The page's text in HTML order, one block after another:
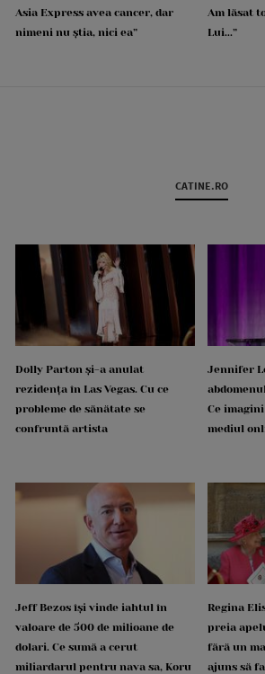
Asia Express avea cancer, dar
nimeni nu știa, nici ea”
Am lăsat
Lui...”
CATINE.RO
Dolly Parton și-a anulat
rezidența în Las Vegas. Cu ce
probleme de sănătate se
confruntă artista
Jennifer
Ce
mediul
Jeff Bezos își vinde iahtul în
valoare de 500 de milioane de
dolari. Ce sumă a cerut
miliardarul pentru nava sa, Koru
Regina
preia
fără un
ajuns să